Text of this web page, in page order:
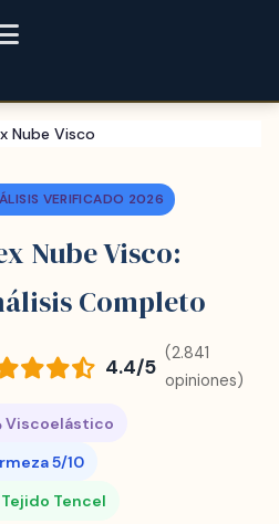
Nube Visco
VERIFICADO 2026
Nube Visco:
Completo
4.4/5
(2.841
opiniones)
Viscoelástico
5/10
Tejido Tencel